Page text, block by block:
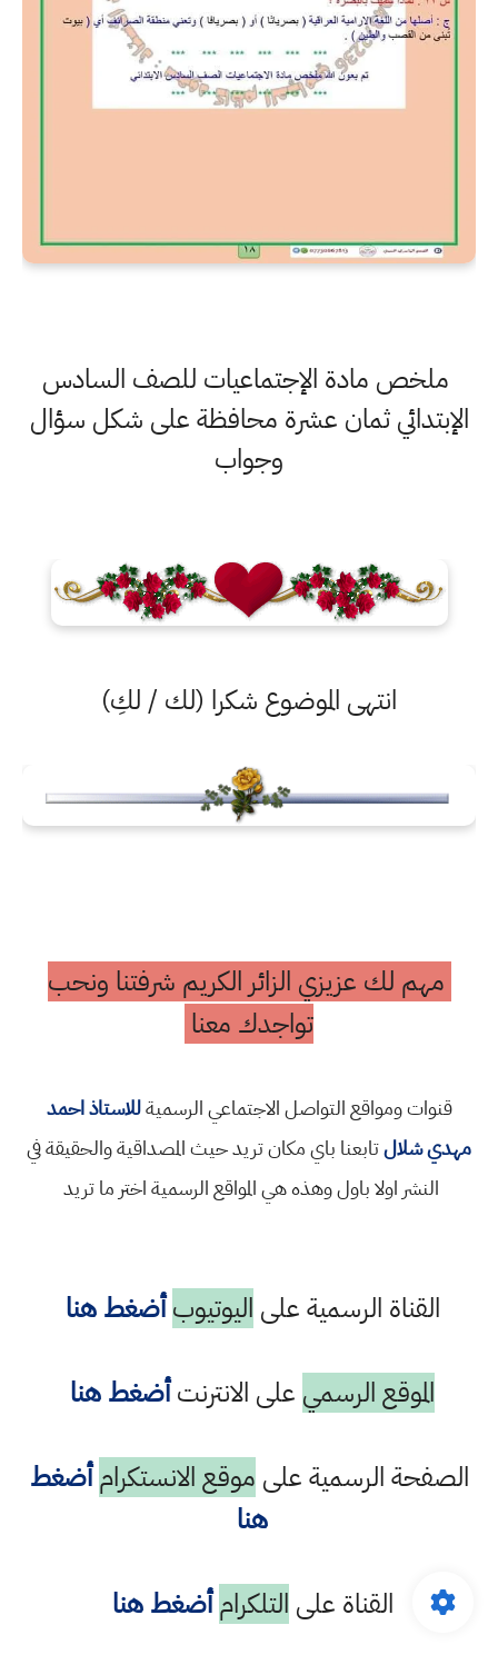
ملخص مادة الإجتماعيات للصف السادس
الإبتدائي ثمان عشرة محافظة على شكل سؤال
وجواب
انتهى الموضوع شكرا (لك / لكِ)
مهم لك عزيزي الزائر الكريم شرفتنا ونحب
تواجدك معنا
قنوات ومواقع التواصل الاجتماعي الرسميةللاستاذ احمد
مهدي شلالتابعنا باي مكان تريد حيث المصداقية والحقيقة في
النشر اولا باول وهذه هي المواقع الرسمية اختر ما تريد
القناة الرسمية على اليوتيوب أضغط هنا
الموقع الرسمي على الانترنتأضغط هنا
الصفحة الرسمية على موقع الانستكرام أضغط
هنا
القناة على التلكرام أضغط هنا